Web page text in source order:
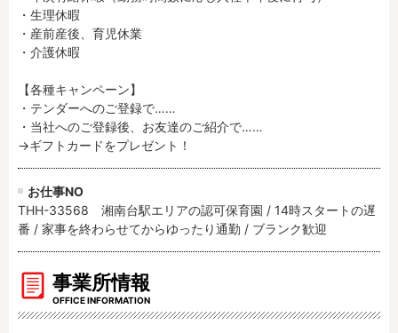
・生理休暇
・産前産後、育児休業
・介護休暇
【各種キャンペーン】
・テンダーへのご登録で……
・当社へのご登録後、お友達のご紹介で……
→ギフトカードをプレゼント！
お仕事NO
THH-33568 湘南台駅エリアの認可保育園 / 14時スタートの遅
番 / 家事を終わらせてからゆったり通勤 / ブランク歓迎
事業所情報
OFFICE INFORMATION